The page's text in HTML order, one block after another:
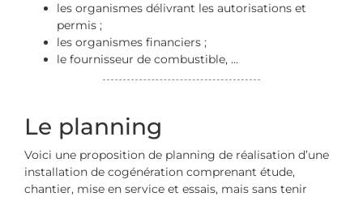
les organismes délivrant les autorisations et
permis ;
les organismes financiers ;
le fournisseur de combustible, …
Le planning
Voici une proposition de planning de réalisation d’une
installation de cogénération comprenant étude,
chantier, mise en service et essais, mais sans tenir